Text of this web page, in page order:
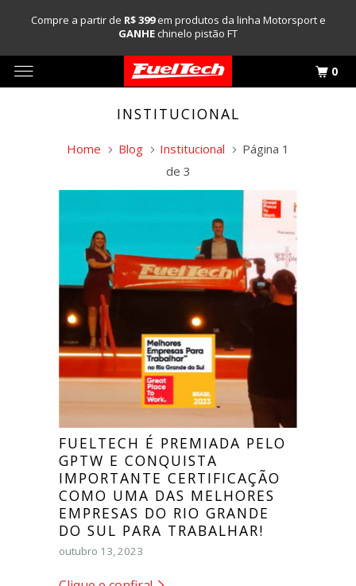
Compre a partir de R$ 399em produtos da linha Motorsport e
GANHE chinelo pistão FT
INSTITUCIONAL
Home Blog Institucional
Página 1
de 3
FUELTECH É PREMIADA PELO
GPTW E CONQUISTA
IMPORTANTE CERTIFICAÇÃO
COMO UMA DAS MELHORES
EMPRESAS DO RIO GRANDE
DO SUL PARA TRABALHAR!
outubro 13, 2023
0